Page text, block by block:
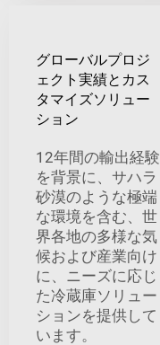
グローバルプロジ
ェクト実績とカス
タマイズソリュー
ション
12年間の輸出経験
を背景に、サハラ
砂漠のような極端
な環境を含む、世
界各地の多様な気
候および産業向け
に、ニーズに応じ
た冷蔵庫ソリュー
ションを提供して
います。